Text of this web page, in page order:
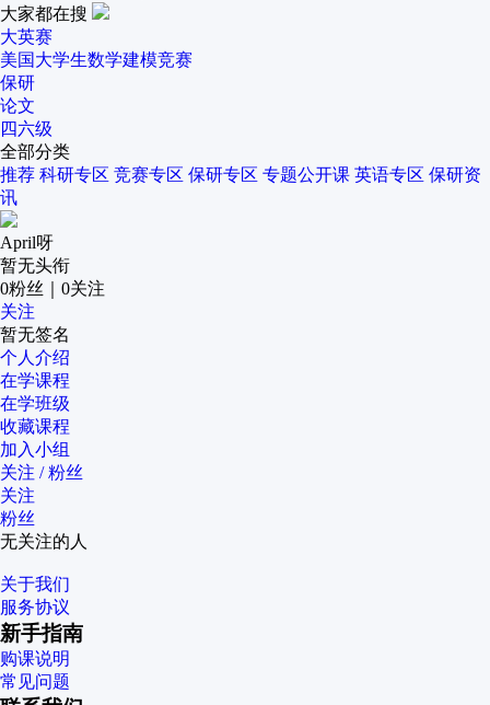
大家都在搜
大英赛
美国大学生数学建模竞赛
保研
论文
四六级
全部分类
推荐 科研专区 竞赛专区 保研专区 专题公开课 英语专区 保研资
讯
April呀
暂无头衔
0粉丝 0关注
关注
暂无签名
个人介绍
在学课程
在学班级
收藏课程
加入小组
关注 / 粉丝
关注
粉丝
无关注的人
关于我们
服务协议
新手指南
购课说明
常见问题